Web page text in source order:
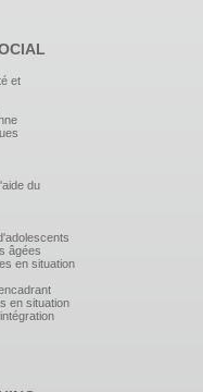
et
du
âgées
en situation
en situation